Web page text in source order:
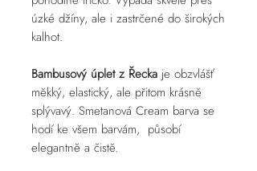
úzké džíny, ale i zastrčené do širokých
kalhot.
Bambusový úplet z Řecka je obzvlášť
měkký, elastický, ale přitom krásně
splývavý. Smetanová Cream barva se
hodí ke všem barvám, působí
elegantně a čistě.